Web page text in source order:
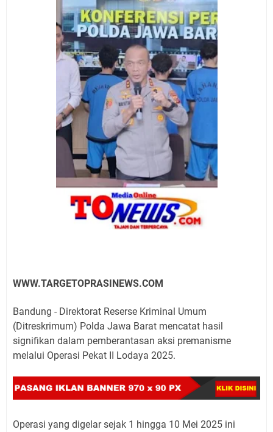
WWW.TARGETOPRASINEWS.COM
Bandung - Direktorat Reserse Kriminal Umum
(Ditreskrimum) Polda Jawa Barat mencatat hasil
signifikan dalam pemberantasan aksi premanisme
melalui Operasi Pekat II Lodaya 2025.
Operasi yang digelar sejak 1 hingga 10 Mei 2025 ini